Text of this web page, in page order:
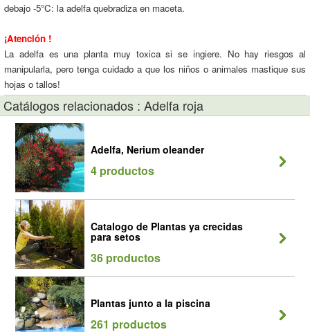
debajo -5°C: la adelfa quebradiza en maceta.
¡Atención !
La adelfa es una planta muy toxica si se ingiere. No hay riesgos al
manipularla, pero tenga cuidado a que los niños o animales mastique sus
hojas o tallos!
Catálogos relacionados : Adelfa roja
Adelfa, Nerium oleander
4 productos
Catalogo de Plantas ya crecidas
para setos
36 productos
Plantas junto a la piscina
261 productos